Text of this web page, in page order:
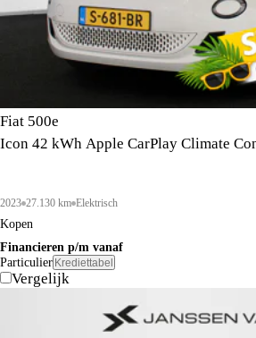
Fiat 500e
Icon 42 kWh Apple CarPlay Climate
2023 27.130 km Elektrisch
Kopen
Financieren p/m vanaf
Particulier Krediettabel
Vergelijk